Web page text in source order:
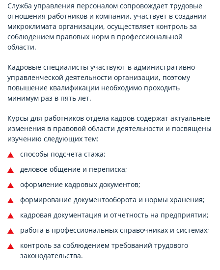
Служба управления персоналом сопровождает трудовые
отношения работников и компании, участвует в создании
микроклимата организации, осуществляет контроль за
соблюдением правовых норм в профессиональной
области.
Кадровые специалисты участвуют в административно-
управленческой деятельности организации, поэтому
повышение квалификации необходимо проходить
минимум раз в пять лет.
Курсы для работников отдела кадров содержат актуальные
изменения в правовой области деятельности и посвящены
изучению следующих тем:
способы подсчета стажа;
деловое общение и переписка;
оформление кадровых документов;
формирование документооборота и нормы хранения;
кадровая документация и отчетность на предприятии;
работа в профессиональных справочниках и системах;
контроль за соблюдением требований трудового
законодательства.